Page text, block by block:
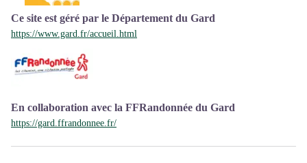
Ce site est géré par le Département du Gard
https://www.gard.fr/accueil.html
En collaboration avec la FFRandonnée du Gard
https://gard.ffrandonnee.fr/